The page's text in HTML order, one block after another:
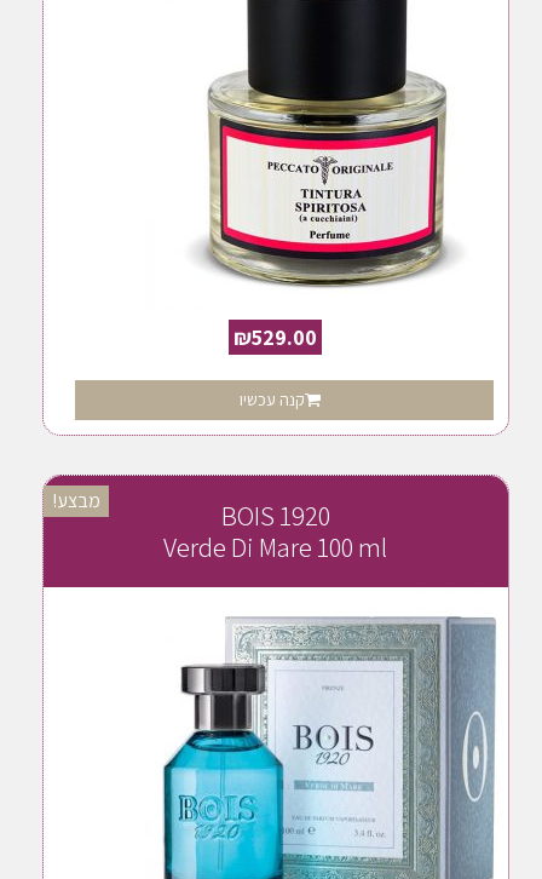
₪529.00
קנה עכשיו
מבצע!
BOIS 1920
Verde Di Mare 100 ml